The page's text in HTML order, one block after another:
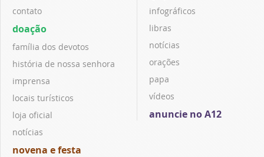
contato
doação
família dos devotos
história de nossa senhora
imprensa
locais turísticos
loja oficial
notícias
novena e festa
infográficos
libras
notícias
orações
papa
vídeos
anuncie no A12